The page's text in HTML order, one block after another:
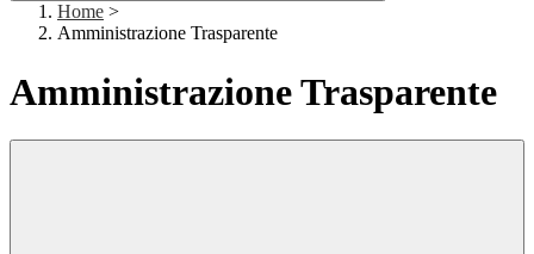
Home >
Amministrazione Trasparente
Amministrazione Trasparente